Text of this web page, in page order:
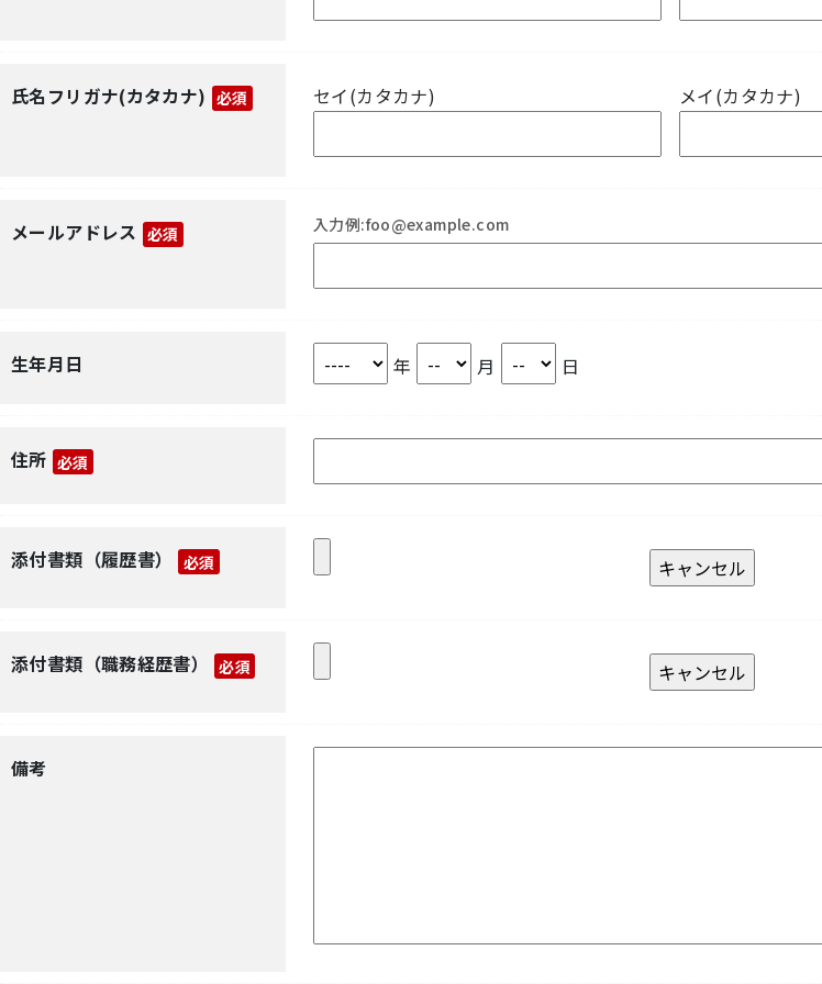
氏名フリガナ(カタカナ) 必須 セイ(カタカナ) メイ(カタカナ)
メールアドレス 必須 入力例:foo@example.com
生年月日 年 月 日
住所 必須
添付書類（履歴書） 必須
添付書類（職務経歴書） 必須
備考